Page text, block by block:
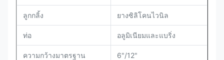
ลูกกลิ้ง ยางซิลิโคนไวนิล
ท่อ อลูมิเนียมและแบริ่ง
ความกว้างมาตรฐาน 6"/12"